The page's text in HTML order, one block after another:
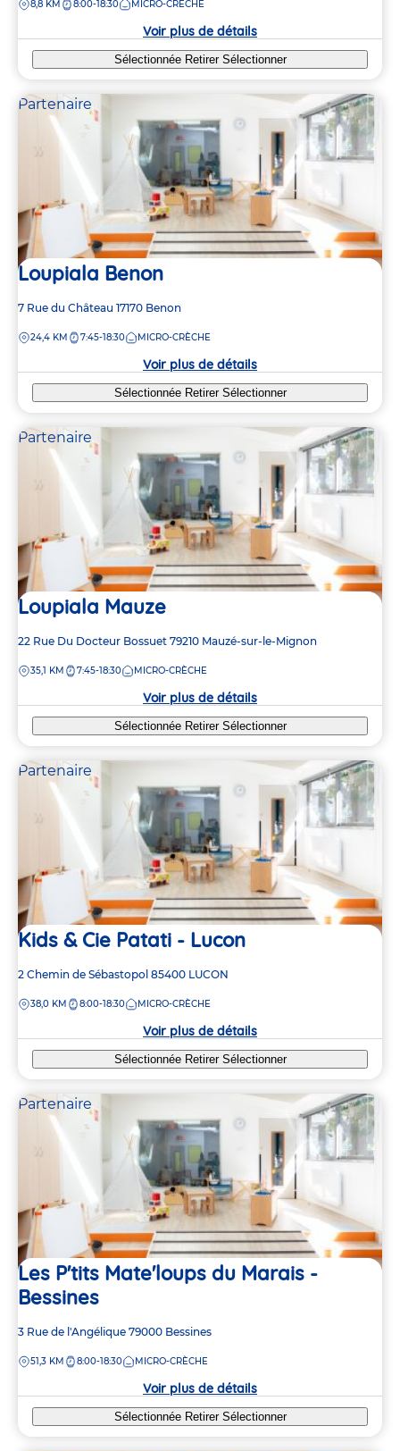
la
DISTANCE
8,8 KM 8:00-18:30 MICRO-CRÈCHE
Voir plus de détails
Sélectionnée Retirer Sélectionner
Partenaire
Loupiala Benon
Adresse
la
7 Rue du Château 17170 Benon
DISTANCE
24,4 KM 7:45-18:30 MICRO-CRÈCHE
Voir plus de détails
Sélectionnée Retirer Sélectionner
Partenaire
Loupiala Mauze
Adresse
la
22 Rue Du Docteur Bossuet 79210 Mauzé-sur-le-Mignon
DISTANCE
35,1 KM 7:45-18:30 MICRO-CRÈCHE
Voir plus de détails
Sélectionnée Retirer Sélectionner
Partenaire
Kids & Cie Patati - Lucon
Adresse
la
2 Chemin de Sébastopol 85400 LUCON
DISTANCE
38,0 KM 8:00-18:30 MICRO-CRÈCHE
Voir plus de détails
Sélectionnée Retirer Sélectionner
Partenaire
Les P'tits Mate'loups du Marais -
Bessines
Adresse
la
3 Rue de l'Angélique 79000 Bessines
DISTANCE
51,3 KM 8:00-18:30 MICRO-CRÈCHE
Voir plus de détails
Sélectionnée Retirer Sélectionner